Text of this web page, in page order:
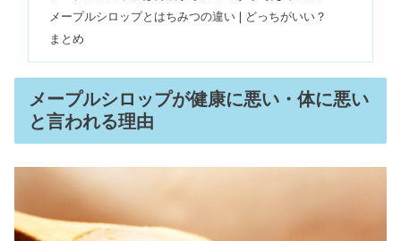
で？カビを食べてしまった対処法も
エット効果＆太る食べ方も
サラダチキン毎日食べた結果！1週間
で痩せる？食べ過ぎは太る？
メープルシロップとはちみつの違い❘どっちがいい？
まとめ
メープルシロップが健康に悪い・体に悪い
と言われる理由